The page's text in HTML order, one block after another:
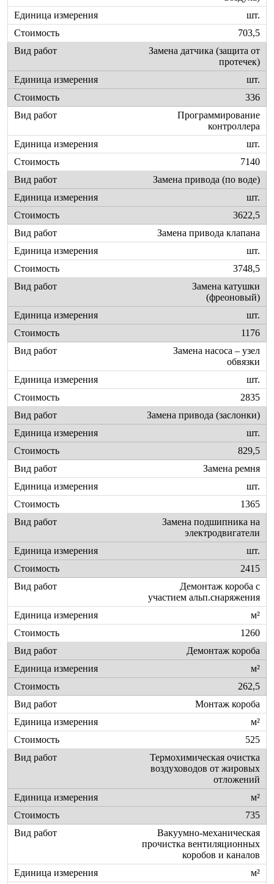
шт.
703,5
Замена датчика (защита от
протечек)
шт.
336
Программирование
контроллера
шт.
7140
Замена привода (по воде)
шт.
3622,5
Замена привода клапана
шт.
3748,5
Замена катушки
(фреоновый)
шт.
1176
Замена насоса – узел
обвязки
шт.
2835
Замена привода (заслонки)
шт.
829,5
Замена ремня
шт.
1365
Замена подшипника на
электродвигатели
шт.
2415
Демонтаж короба с
участием альп.снаряжения
м²
1260
Демонтаж короба
м²
262,5
Монтаж короба
м²
525
Термохимическая очистка
воздуховодов от жировых
отложений
м²
735
Вакуумно-механическая
прочистка вентиляционных
коробов и каналов
м²